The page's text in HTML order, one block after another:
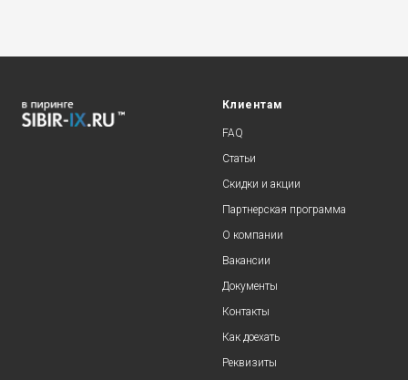
Клиентам
FAQ
Статьи
Скидки и акции
Партнерская программа
О компании
Вакансии
Документы
Контакты
Как доехать
Реквизиты